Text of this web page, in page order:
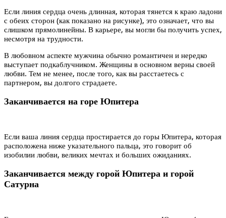
Если линия сердца очень длинная, которая тянется к краю ладони
с обеих сторон (как показано на рисунке), это означает, что вы
слишком прямолинейны. В карьере, вы могли бы получить успех,
несмотря на трудности.
В любовном аспекте мужчина обычно романтичен и нередко
выступает подкаблучником. Женщины в основном верны своей
любви. Тем не менее, после того, как вы расстаетесь с
партнером, вы долгого страдаете.
Заканчивается на горе Юпитера
Если ваша линия сердца простирается до горы Юпитера, которая
расположена ниже указательного пальца, это говорит об
изобилии любви, великих мечтах и больших ожиданиях.
Заканчивается между горой Юпитера и горой
Сатурна